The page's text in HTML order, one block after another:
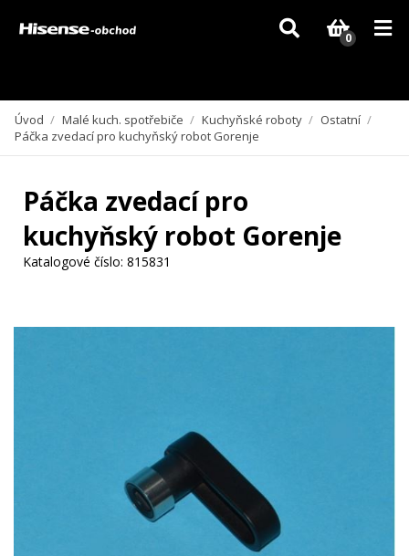
Vzhledem k aktuální situaci se může dodání dílů, které nejsou skladem,
zpozdit. Děkujeme za pochopení.
0
Úvod / Malé kuch. spotřebiče / Kuchyňské roboty / Ostatní /
Páčka zvedací pro kuchyňský robot Gorenje
Páčka zvedací pro
kuchyňský robot Gorenje
Katalogové číslo: 815831